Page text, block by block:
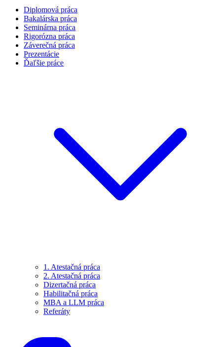
Diplomová práca
Bakalárska práca
Seminárna práca
Rigorózna práca
Záverečná práca
Prezentácie
Ďaľšie práce
1. Atestačná práca
2. Atestačná práca
Dizertačná práca
Habilitačná práca
MBA a LLM práca
Referáty